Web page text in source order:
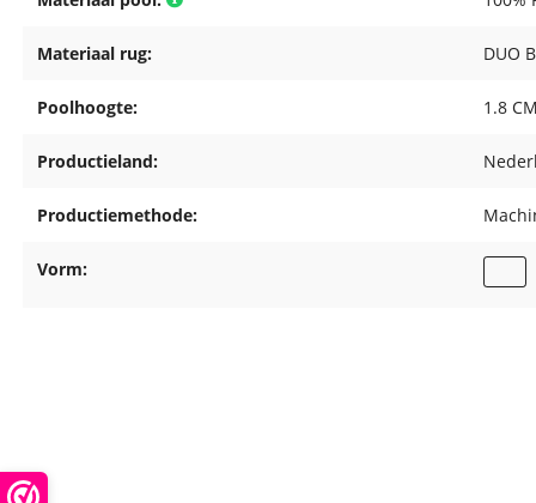
Materiaal rug: DUO
Poolhoogte: 1.8
Productieland:
Productiemethode:
Vorm: